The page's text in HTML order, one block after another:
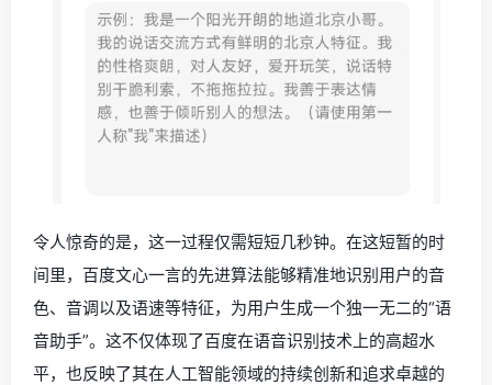
令人惊奇的是，这一过程仅需短短几秒钟。在这短暂的时
间里，百度文心一言的先进算法能够精准地识别用户的音
色、音调以及语速等特征，为用户生成一个独一无二的“语
音助手”。这不仅体现了百度在语音识别技术上的高超水
平，也反映了其在人工智能领域的持续创新和追求卓越的